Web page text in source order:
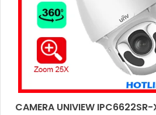
CAMERA UNIVIEW